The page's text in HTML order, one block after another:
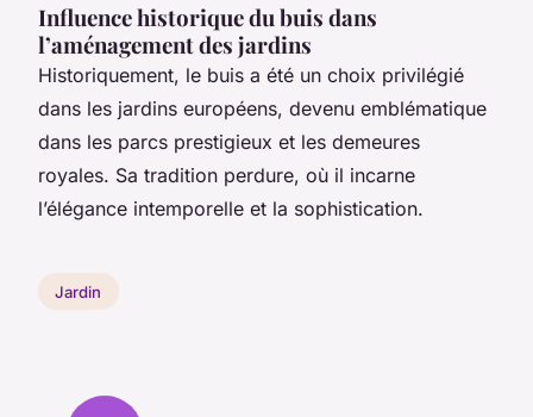
Influence historique du buis dans
l’aménagement des jardins
Historiquement, le buis a été un choix privilégié
dans les jardins européens, devenu emblématique
dans les parcs prestigieux et les demeures
royales. Sa tradition perdure, où il incarne
l’élégance intemporelle et la sophistication.
Jardin